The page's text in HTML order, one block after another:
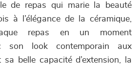
de repas qui marie la beauté
à l’élégance de la céramique,
repas en un moment
son look contemporain aux
belle capacité d’extension, la